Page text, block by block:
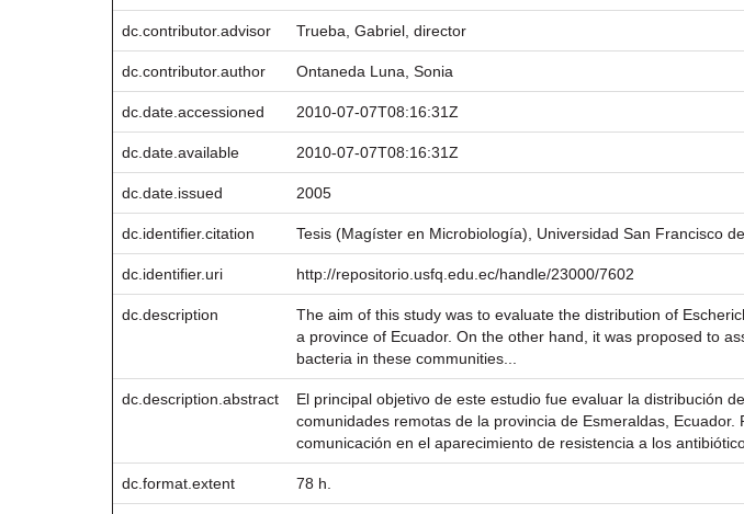
dc.contributor.advisor Trueba, Gabriel, director
dc.contributor.author Ontaneda Luna, Sonia
dc.date.accessioned 2010-07-07T08:16:31Z
dc.date.available 2010-07-07T08:16:31Z
dc.date.issued 2005
dc.identifier.citation Tesis (Magíster en Microbiología), Universidad San Francisco
dc.identifier.uri http://repositorio.usfq.edu.ec/handle/23000/7602
dc.description
The aim of this study was to evaluate the distribution of
a province of Ecuador. On the other hand, it was proposed to
bacteria in these communities...
dc.description.abstract
El principal objetivo de este estudio fue evaluar la distribución
comunidades remotas de la provincia de Esmeraldas,
comunicación en el aparecimiento de resistencia a los
dc.format.extent 78 h.